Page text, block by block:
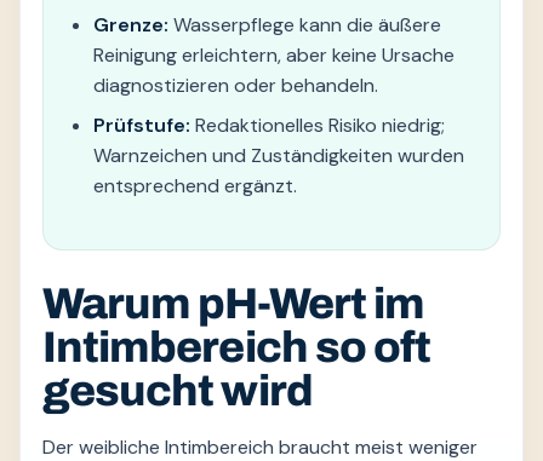
Grenze: Wasserpflege kann die äußere
Reinigung erleichtern, aber keine Ursache
diagnostizieren oder behandeln.
Prüfstufe: Redaktionelles Risiko niedrig;
Warnzeichen und Zuständigkeiten wurden
entsprechend ergänzt.
Warum pH-Wert im
Intimbereich so oft
gesucht wird
Der weibliche Intimbereich braucht meist weniger